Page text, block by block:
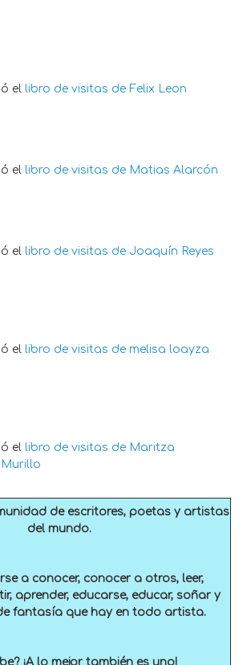
el libro de visitas de Felix Leon
el libro de visitas de Matias Alarcón
el libro de visitas de Joaquín Reyes
el libro de visitas de melisa loayza
el libro de visitas de Maritza
de escritores, poetas y artistas
del mundo.
a conocer, conocer a otros, leer,
aprender, educarse, educar, soñar y
fantasía que hay en todo artista.
¡A lo mejor también es uno!